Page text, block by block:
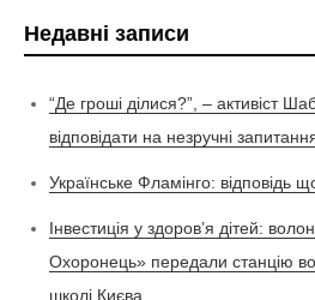
Недавні записи
“Де гроші ділися?”, – активіст
відповідати на незручні
Українське Фламінго: відповідь
Інвестиція у здоров’я дітей:
Охоронець» передали станцію
школі Києва